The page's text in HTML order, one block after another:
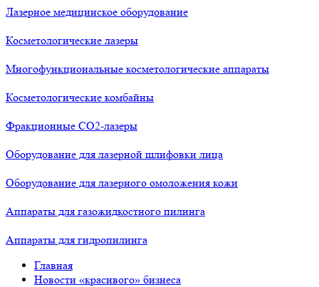
Лазерное медицинское оборудование
Косметологические лазеры
Многофункциональные косметологические аппараты
Косметологические комбайны
Фракционные СО2-лазеры
Оборудование для лазерной шлифовки лица
Оборудование для лазерного омоложения кожи
Аппараты для газожидкостного пилинга
Аппараты для гидропилинга
Главная
Новости «красивого» бизнеса